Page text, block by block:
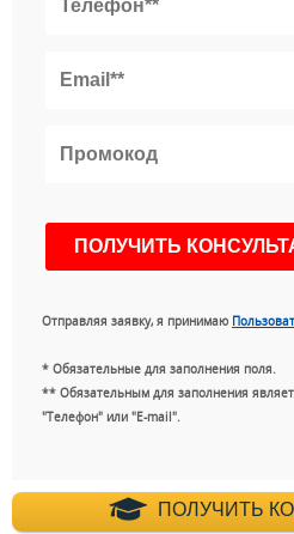
Отправляя заявку, я принимаю
* Обязательные для заполнения поля.
** Обязательным для заполнения
"Телефон" или "E-mail".
ПОЛУЧИТЬ